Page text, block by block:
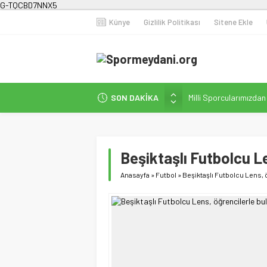
G-TQCBD7NNX5
Künye Gizlilik Politikası Sitene Ekle
SON DAKİKA
Milli
Karanlığa Karşı
Fenerbahçe Kadın
Efor Çay’dan Futbola
Beşiktaşlı Futbolcu
Anasayfa » Futbol » Beşiktaşlı Futbolcu